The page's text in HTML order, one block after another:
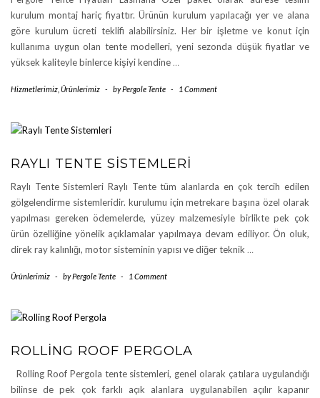
kurulum montaj hariç fiyattır. Ürünün kurulum yapılacağı yer ve alana
göre kurulum ücreti teklifi alabilirsiniz. Her bir işletme ve konut için
kullanıma uygun olan tente modelleri, yeni sezonda düşük fiyatlar ve
yüksek kaliteyle binlerce kişiyi kendine …
Hizmetlerimiz Ürünlerimiz - byPergole Tente - 1 Comment
RAYLI TENTE SISTEMLERI
Raylı Tente Sistemleri Raylı Tente tüm alanlarda en çok tercih edilen
gölgelendirme sistemleridir. kurulumu için metrekare başına özel olarak
yapılması gereken ödemelerde, yüzey malzemesiyle birlikte pek çok
ürün özelliğine yönelik açıklamalar yapılmaya devam ediliyor. Ön oluk,
direk ray kalınlığı, motor sisteminin yapısı ve diğer teknik …
Ürünlerimiz - byPergole Tente - 1 Comment
ROLLING ROOF PERGOLA
Rolling Roof Pergola tente sistemleri, genel olarak çatılara uygulandığı
bilinse de pek çok farklı açık alanlara uygulanabilen açılır kapanır